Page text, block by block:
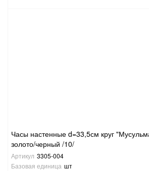
Часы настенные d=33,5см круг
золото/черный /10/
Артикул 3305-004
Базовая единица шт